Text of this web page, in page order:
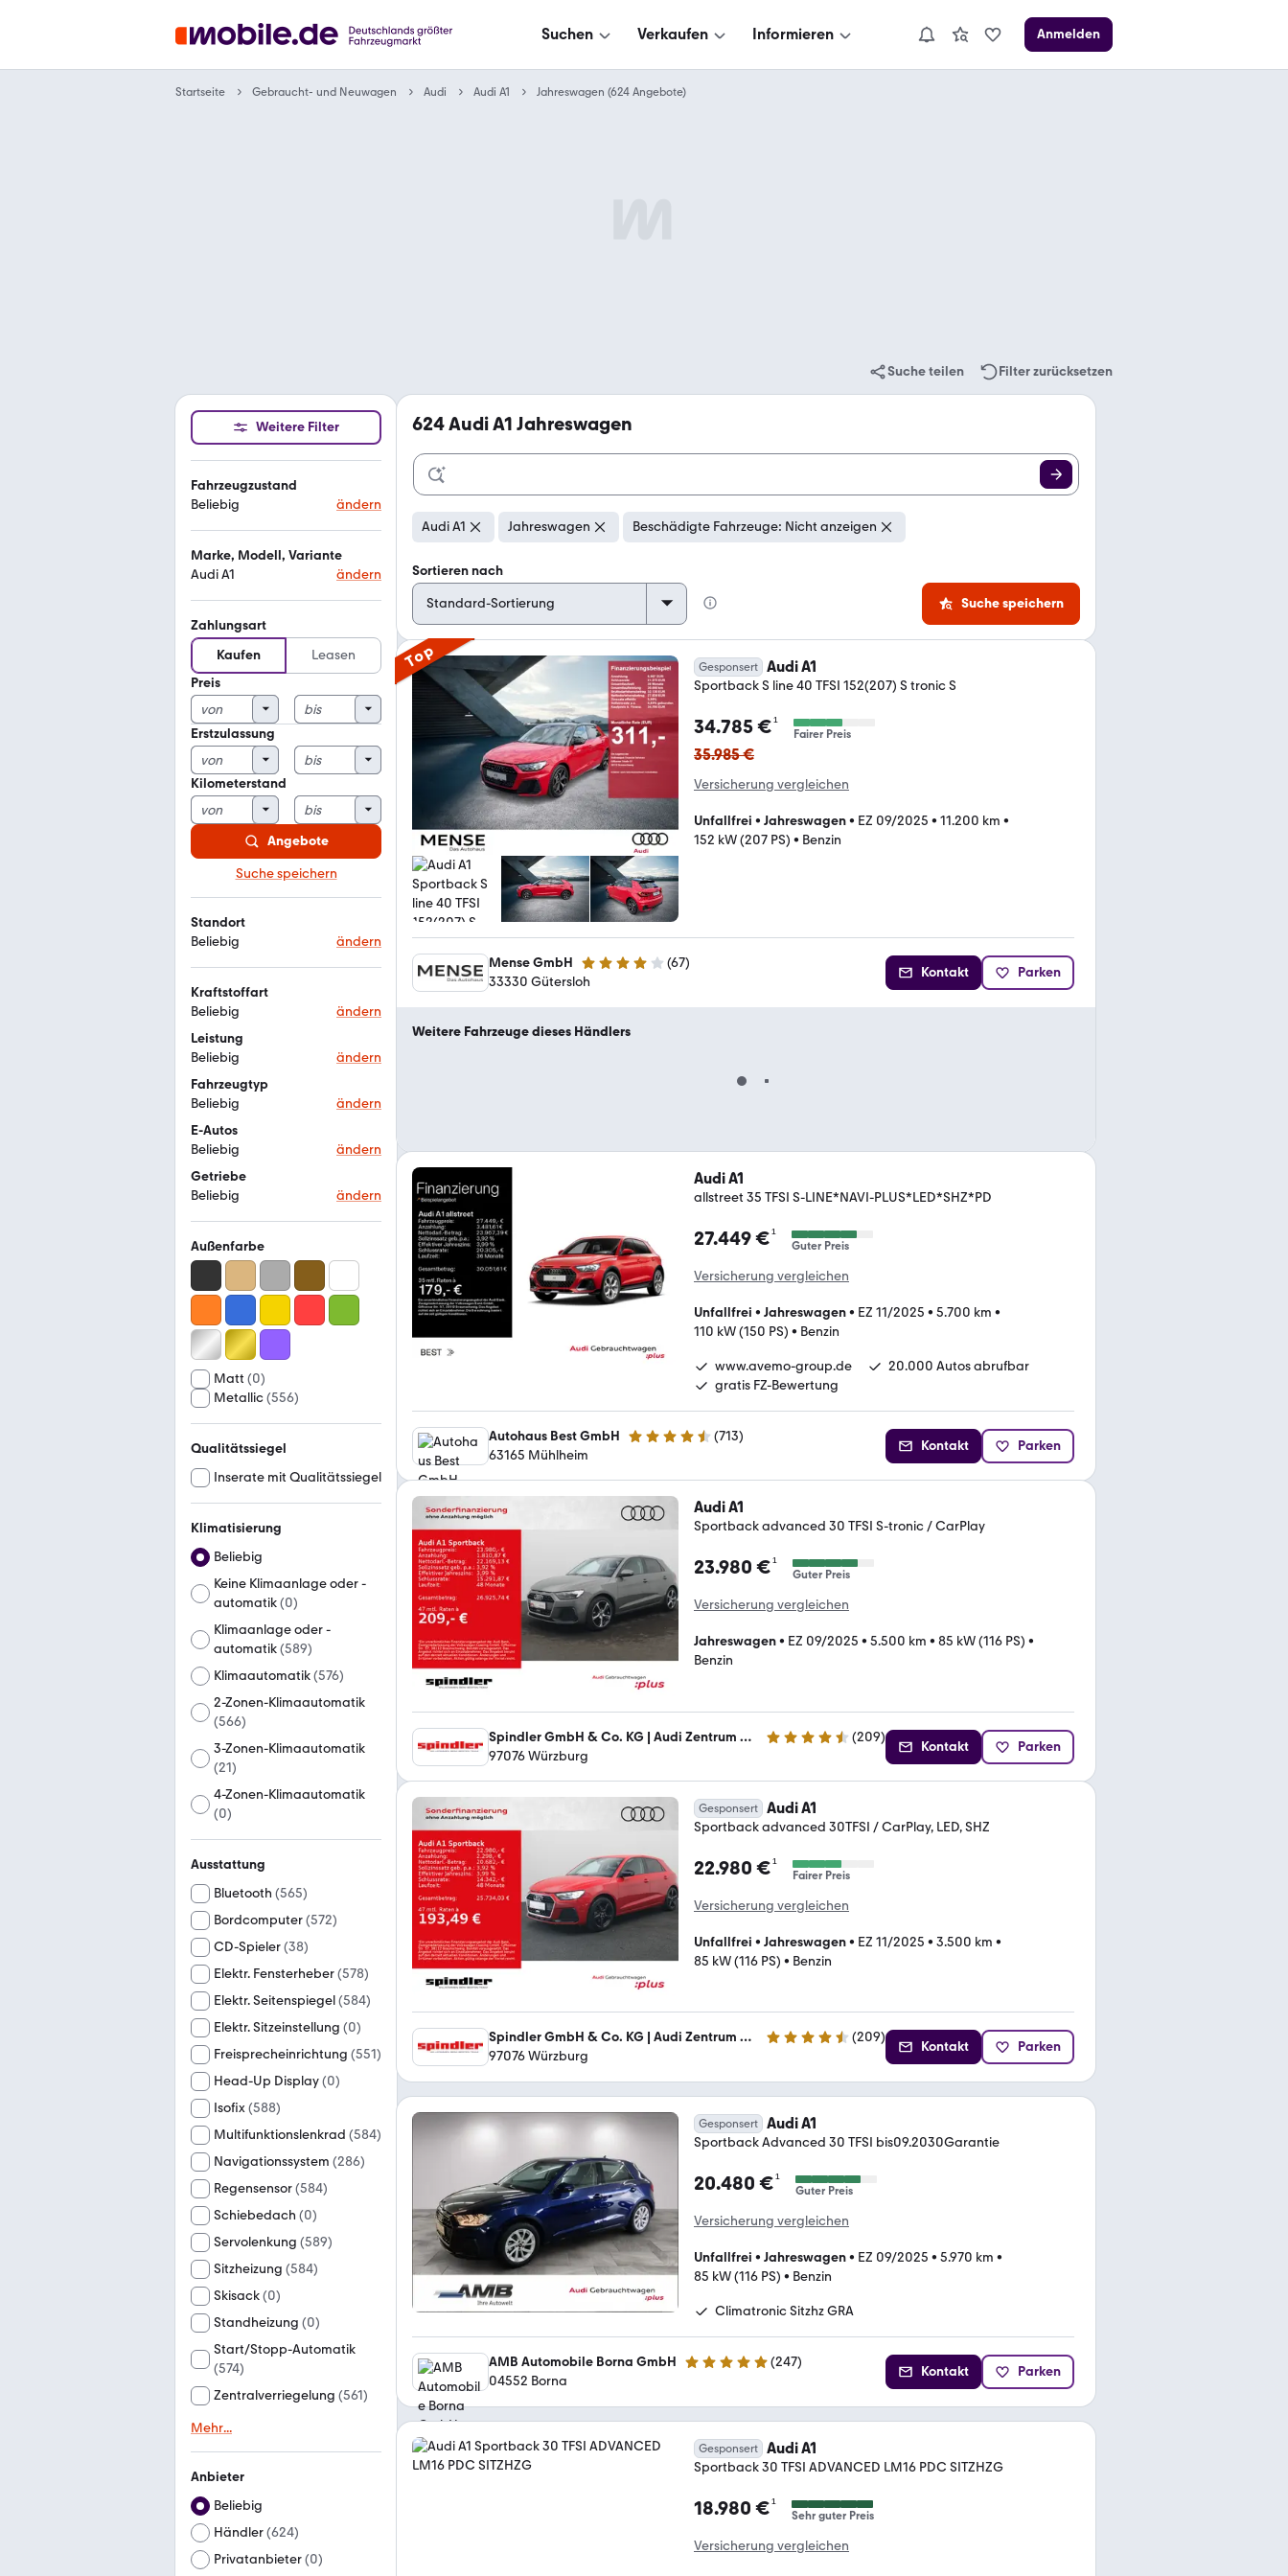
Suchen Verkaufen Informieren Anmelden
Startseite Gebraucht- und Neuwagen Audi Audi A1 Jahreswagen (624 Angebote)
Suche teilen Filter zurücksetzen
Weitere Filter
Fahrzeugzustand
Beliebig
ändern
Marke, Modell, Variante
Audi A1
ändern
Zahlungsart
Kaufen
Leasen
Preis
Erstzulassung
Kilometerstand
Angebote
Suche speichern
Standort
Beliebig
ändern
Kraftstoffart
Beliebig
ändern
Leistung
Beliebig
ändern
Fahrzeugtyp
Beliebig
ändern
E-Autos
Beliebig
ändern
Getriebe
Beliebig
ändern
Außenfarbe
Matt (0)
Metallic(556)
Qualitätssiegel
Inserate mit Qualitätssiegel
Klimatisierung
Beliebig
Keine Klimaanlage oder -
automatik(0)
Klimaanlage oder -
automatik(589)
Klimaautomatik(576)
2-Zonen-Klimaautomatik
(566)
3-Zonen-Klimaautomatik
(21)
4-Zonen-Klimaautomatik
(0)
Ausstattung
Bluetooth (565)
Bordcomputer(572)
CD-Spieler(38)
Elektr. Fensterheber(578)
Elektr. Seitenspiegel(584)
Elektr. Sitzeinstellung (0)
Freisprecheinrichtung (551)
Head-Up Display(0)
Isofix(588)
Multifunktionslenkrad (584)
Navigationssystem (286)
Regensensor(584)
Schiebedach (0)
Servolenkung (589)
Sitzheizung (584)
Skisack(0)
Standheizung (0)
Start/Stopp-Automatik
(574)
Zentralverriegelung (561)
Mehr...
Anbieter
Beliebig
Händler(624)
Privatanbieter(0)
624Audi A1 Jahreswagen
Audi A1 Jahreswagen Beschädigte Fahrzeuge: Nicht anzeigen
Sortieren nach
Suche speichern
Top Gesponsert Audi A1
Sportback S line 40 TFSI 152(207) S tronic S
34.785 €¹
Fairer Preis
35.985 €
Versicherung vergleichen
Unfallfrei • Jahreswagen• EZ 09/2025 • 11.200 km •
152 kW (207 PS) • Benzin
Mense GmbH 4.2 Sterne (67)
33330 Gütersloh
Kontakt Parken
Weitere Fahrzeuge dieses Händlers
Audi A1
allstreet 35 TFSI S-LINE*NAVI-PLUS*LED*SHZ*PD
27.449 €¹
Guter Preis
Versicherung vergleichen
Unfallfrei • Jahreswagen• EZ 11/2025 • 5.700 km •
110 kW (150 PS) • Benzin
www.avemo-group.de
20.000 Autos abrufbar
gratis FZ-Bewertung
Autohaus Best GmbH 4.7 Sterne (713)
63165 Mühlheim
Kontakt Parken
Audi A1
Sportback advanced 30 TFSI S-tronic / CarPlay
23.980 €¹
Guter Preis
Versicherung vergleichen
Jahreswagen• EZ 09/2025 • 5.500 km • 85 kW (116 PS) •
Benzin
Spindler GmbH & Co. KG | Audi Zentrum Würzburg 4.7 Sterne (209)
97076 Würzburg
Kontakt Parken
Gesponsert Audi A1
Sportback advanced 30TFSI / CarPlay, LED, SHZ
22.980 €¹
Fairer Preis
Versicherung vergleichen
Unfallfrei • Jahreswagen• EZ 11/2025 • 3.500 km •
85 kW (116 PS) • Benzin
Spindler GmbH & Co. KG | Audi Zentrum Würzburg 4.7 Sterne (209)
97076 Würzburg
Kontakt Parken
Gesponsert Audi A1
Sportback Advanced 30 TFSI bis09.2030Garantie
20.480 €¹
Guter Preis
Versicherung vergleichen
Unfallfrei • Jahreswagen• EZ 09/2025 • 5.970 km •
85 kW (116 PS) • Benzin
Climatronic Sitzhz GRA
AMB Automobile Borna GmbH 4.8 Sterne (247)
04552 Borna
Kontakt Parken
Gesponsert Audi A1
Sportback 30 TFSI ADVANCED LM16 PDC SITZHZG
18.980 €¹
Sehr guter Preis
Versicherung vergleichen